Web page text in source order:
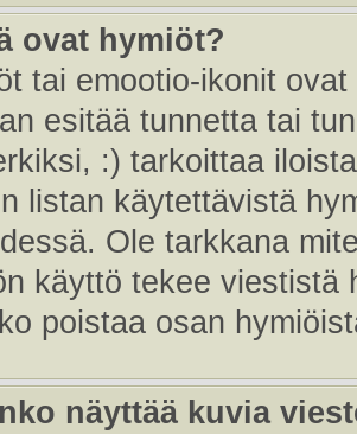
ovat hymiöt?
tai emootio-ikonit
esitää tunnetta tai
:) tarkoittaa
listan käytettävistä
Ole tarkkana
käyttö tekee viestistä
poistaa osan
näyttää kuvia